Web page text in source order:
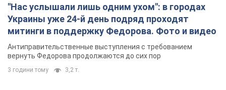
"Нас услышали лишь одним ухом": в городах
Украины уже 24-й день подряд проходят
митинги в поддержку Федорова. Фото и видео
Антиправительственные выступления с требованием
вернуть Федорова продолжаются до сих пор
3 години тому 3,2 т.